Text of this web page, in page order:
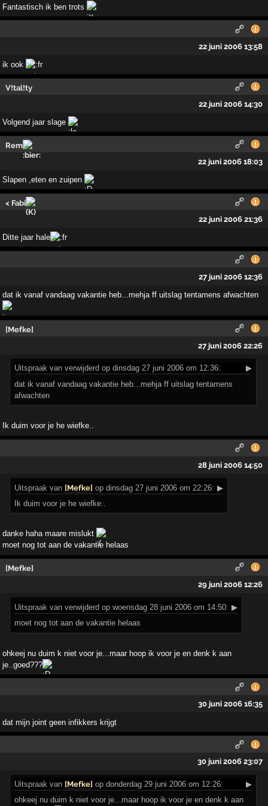
Fantastisch ik ben trots
22 juni 2006 13:58
ik ook
V!tal!ty
22 juni 2006 14:30
Volgend jaar slage
Rem
22 juni 2006 18:03
Slapen ,eten en zuipen
< Fabi
22 juni 2006 21:36
Ditte jaar hale
27 juni 2006 12:36
dat ik vanaf vandaag vakantie heb...mehja ff uitslag tentamens afwachten
[Mefke]
27 juni 2006 22:26
Uitspraak van verwijderd op dinsdag 27 juni 2006 om 12:36:
▶
dat ik vanaf vandaag vakantie heb...mehja ff uitslag tentamens
afwachten
Ik duim voor je he wiefke..
28 juni 2006 14:50
Uitspraak van [Mefke] op dinsdag 27 juni 2006 om 22:26: ▶
Ik duim voor je he wiefke..
danke haha maare mislukt
moet nog tot aan de vakantie helaas
[Mefke]
29 juni 2006 12:26
Uitspraak van verwijderd op woensdag 28 juni 2006 om 14:50: ▶
moet nog tot aan de vakantie helaas
ohkeej nu duim k niet voor je...maar hoop ik voor je en denk k aan
je..goed???
30 juni 2006 16:35
dat mijn joint geen infikkers krijgt
30 juni 2006 23:07
Uitspraak van [Mefke] op donderdag 29 juni 2006 om 12:26:
▶
ohkeej nu duim k niet voor je...maar hoop ik voor je en denk k aan